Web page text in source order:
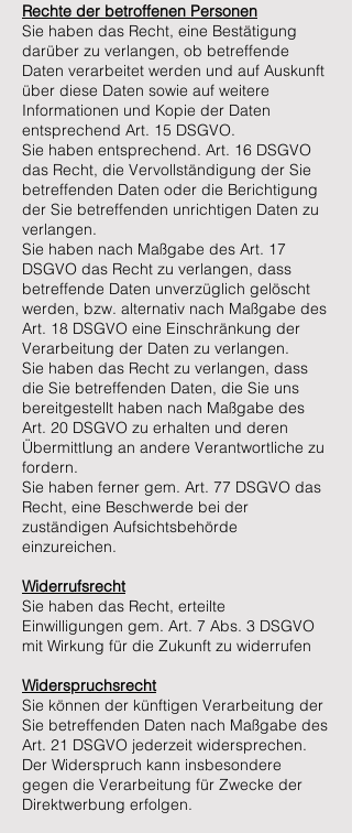
Rechte der betroffenen Personen
Sie haben das Recht, eine Bestätigung
darüber zu verlangen, ob betreffende
Daten verarbeitet werden und auf Auskunft
über diese Daten sowie auf weitere
Informationen und Kopie der Daten
entsprechend Art. 15 DSGVO.
Sie haben entsprechend. Art. 16 DSGVO
das Recht, die Vervollständigung der Sie
betreffenden Daten oder die Berichtigung
der Sie betreffenden unrichtigen Daten zu
verlangen.
Sie haben nach Maßgabe des Art. 17
DSGVO das Recht zu verlangen, dass
betreffende Daten unverzüglich gelöscht
werden, bzw. alternativ nach Maßgabe des
Art. 18 DSGVO eine Einschränkung der
Verarbeitung der Daten zu verlangen.
Sie haben das Recht zu verlangen, dass
die Sie betreffenden Daten, die Sie uns
bereitgestellt haben nach Maßgabe des
Art. 20 DSGVO zu erhalten und deren
Übermittlung an andere Verantwortliche zu
fordern.
Sie haben ferner gem. Art. 77 DSGVO das
Recht, eine Beschwerde bei der
zuständigen Aufsichtsbehörde
einzureichen.
Widerrufsrecht
Sie haben das Recht, erteilte
Einwilligungen gem. Art. 7 Abs. 3 DSGVO
mit Wirkung für die Zukunft zu widerrufen
Widerspruchsrecht
Sie können der künftigen Verarbeitung der
Sie betreffenden Daten nach Maßgabe des
Art. 21 DSGVO jederzeit widersprechen.
Der Widerspruch kann insbesondere
gegen die Verarbeitung für Zwecke der
Direktwerbung erfolgen.